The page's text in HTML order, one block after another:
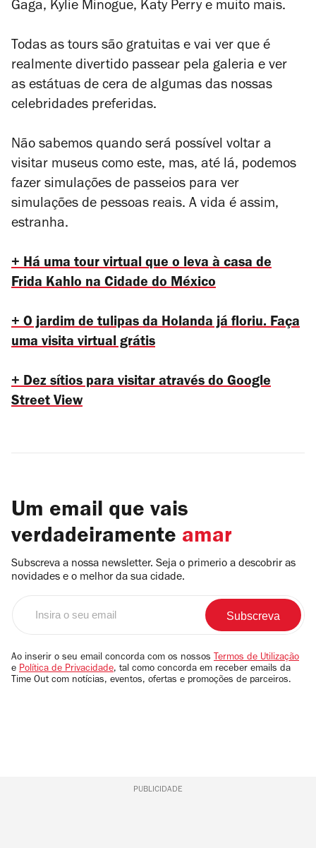
Gaga, Kylie Minogue, Katy Perry e muito mais.
Todas as tours são gratuitas e vai ver que é
realmente divertido passear pela galeria e ver
as estátuas de cera de algumas das nossas
celebridades preferidas.
Não sabemos quando será possível voltar a
visitar museus como este, mas, até lá, podemos
fazer simulações de passeios para ver
simulações de pessoas reais. A vida é assim,
estranha.
+ Há uma tour virtual que o leva à casa de
Frida Kahlo na Cidade do México
+ O jardim de tulipas da Holanda já floriu. Faça
uma visita virtual grátis
+ Dez sítios para visitar através do Google
Street View
Um email que vais
verdadeiramente amar
Subscreva a nossa newsletter. Seja o primerio a descobrir as
novidades e o melhor da sua cidade.
email
Ao inserir o seu email concorda com os nossos Termos de Utilização
e Política de Privacidade, tal como concorda em receber emails da
Time Out com notícias, eventos, ofertas e promoções de parceiros.
PUBLICIDADE